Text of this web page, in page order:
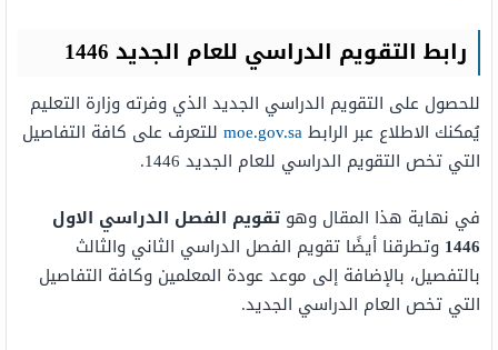
رابط التقويم الدراسي للعام الجديد 1446
للحصول على التقويم الدراسي الجديد الذي وفرته وزارة التعليم
يُمكنك الاطلاع عبر الرابطmoe.gov.sa للتعرف على كافة التفاصيل
التي تخص التقويم الدراسي للعام الجديد 1446.
في نهاية هذا المقال وهو تقويم الفصل الدراسي الاول
1446 وتطرقنا أيضًا تقويم الفصل الدراسي الثاني والثالث
بالتفصيل، بالإضافة إلى موعد عودة المعلمين وكافة التفاصيل
التي تخص العام الدراسي الجديد.